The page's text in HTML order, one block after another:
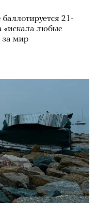
21-
любые
за мир